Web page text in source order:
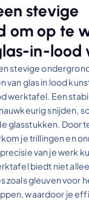
stevige
om op te
in-lood
stevige
van glas in lood
werktafel. Een
snijden,
glasstukken. Door
je trillingen en
van je werk
biedt niet
zoals gleuven voor
waardoor je